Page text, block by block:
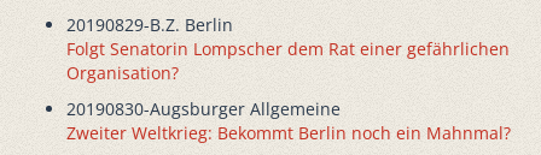
20190829-B.Z. Berlin
Folgt Senatorin Lompscher dem Rat einer gefährlichen
Organisation?
20190830-Augsburger Allgemeine
Zweiter Weltkrieg: Bekommt Berlin noch ein Mahnmal?